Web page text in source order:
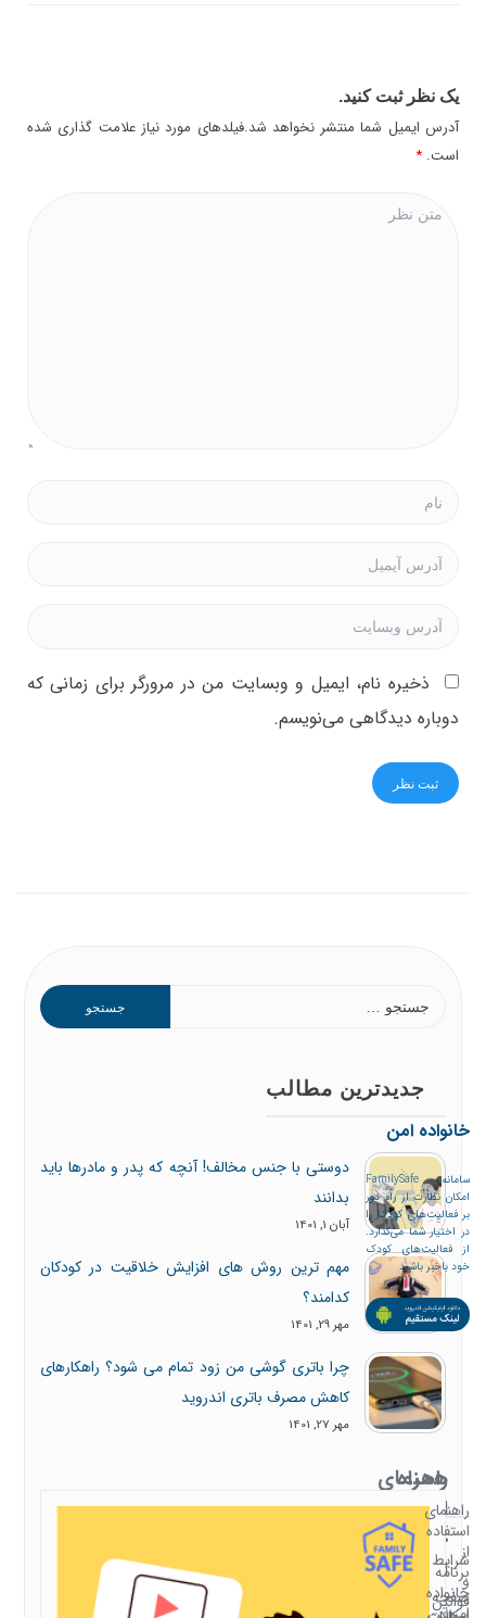
یک نظر ثبت کنید.
آدرس ایمیل شما منتشر نخواهد شد.فیلدهای مورد نیاز علامت گذاری شده
است. *
ذخیره نام، ایمیل و وبسایت من در مرورگر برای زمانی که
دوباره دیدگاهی می‌نویسم.
جدیدترین مطالب
دوستی با جنس مخالف! آنچه که پدر و مادرها باید
بدانند
آبان 1, 1401
مهم ترین روش های افزایش خلاقیت در کودکان
کدامند؟
مهر 29, 1401
چرا باتری گوشی من زود تمام می شود؟ راهکارهای
کاهش مصرف باتری اندروید
مهر 27, 1401
خانواده امن
سامانه FamilySafe
امکان نظارت از راه دور
بر فعالیت‌های کودک را
در اختیار شما می‌گذارد.
از فعالیت‌های کودک
خود باخبر باشید
همراه
با
خانواده
امن
صفحه
راهنمای
استفادهراهنمای
استفاده
از
برنامه
خانواده
شرایط
و
قوانین